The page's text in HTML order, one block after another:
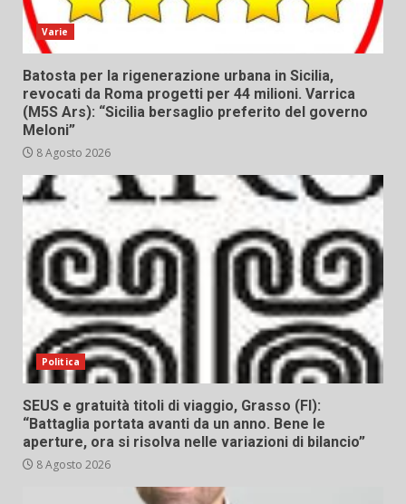
Varie
Batosta per la rigenerazione urbana in Sicilia,
revocati da Roma progetti per 44 milioni. Varrica
(M5S Ars): “Sicilia bersaglio preferito del governo
Meloni”
8 Agosto 2026
Politica
SEUS e gratuità titoli di viaggio, Grasso (FI):
“Battaglia portata avanti da un anno. Bene le
aperture, ora si risolva nelle variazioni di bilancio”
8 Agosto 2026